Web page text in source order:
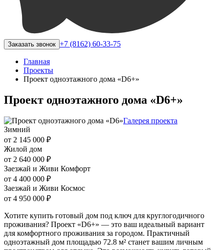
Заказать звонок +7 (8162) 60-33-75
Главная
Проекты
Проект одноэтажного дома «D6+»
Проект одноэтажного дома «D6+»
Галерея проекта
Зимний
от 2 145 000 ₽
Жилой дом
от 2 640 000 ₽
Заезжай и Живи Комфорт
от 4 400 000 ₽
Заезжай и Живи Космос
от 4 950 000 ₽
Хотите купить готовый дом под ключ для круглогодичного
проживания? Проект «D6+» — это ваш идеальный вариант
для комфортного проживания за городом. Практичный
одноэтажный дом площадью 72.8 м² станет вашим личным